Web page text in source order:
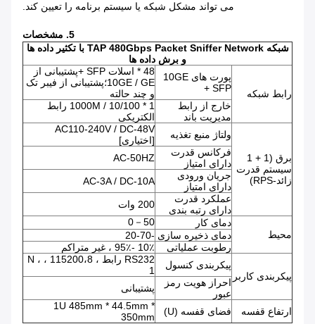
می تواند مشکل شبکه یا سیستم برنامه را تعیین کند.
5. مشخصات
شبکه TAP 480Gbps Packet Sniffer Network با تکثیر داده ها
و برش داده ها
رابط شبکه
پورت های 10GE
SFP +
48 * اسلات SFP +پشتیبانی از
10GE / GE؛پشتیبانی از فیبر تک
و چند حالته
خارج از رابط
مدیریت باند
1 * 10/100 / 1000M رابط
الکتریکی
برق (1 + 1
سیستم قدرت
زائد-RPS)
ولتاژ منبع تغذیه
AC110-240V / DC-48V
[اختیاری]
فرکانس قدرت
دارای امتیاز
AC-50HZ
جریان ورودی
دارای امتیاز
AC-3A / DC-10A
عملکرد قدرت
دارای رتبه بندی
200 وات
محیط
دمای کار
0－50
دمای ذخیره سازی -20-70
رطوبت عملیاتی
10٪ -95٪ ، غیر متراکم
پیکربندی کاربر
پیکربندی کنسول
RS232 رابط ، 115200،8 ، N ،
1
احراز هویت رمز
عبور
پشتیبانی
ارتفاع قفسه فضای قفسه (U)
1U 485mm * 44.5mm *
350mm